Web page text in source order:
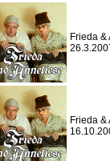
Frieda
Frieda